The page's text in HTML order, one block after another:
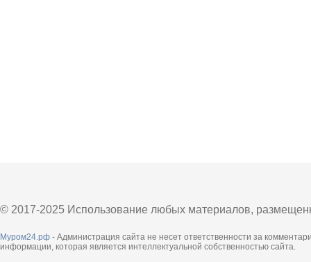
© 2017-2025 Использование любых материалов,
Муром24.рф - Администрация сайта не несет ответственности за
информации, которая является интеллектуальной собственностью сайта.